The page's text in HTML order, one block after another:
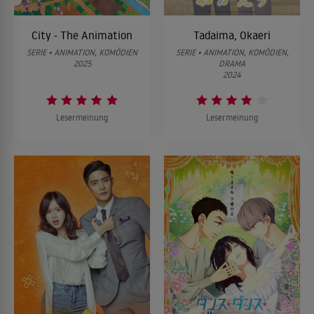
City - The Animation
SERIE • ANIMATION, KOMÖDIEN
2025
Lesermeinung
Tadaima, Okaeri
SERIE • ANIMATION, KOMÖDIEN,
DRAMA
2024
Lesermeinung